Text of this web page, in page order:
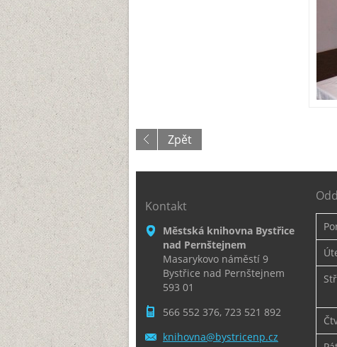
Zpět
Kontakt
Městská knihovna Bystřice
nad Pernštejnem
Masarykovo náměstí 9
Bystřice nad Pernštejnem
593 01
566 552 376, 723 521 892
knihovna@bystricenp.cz